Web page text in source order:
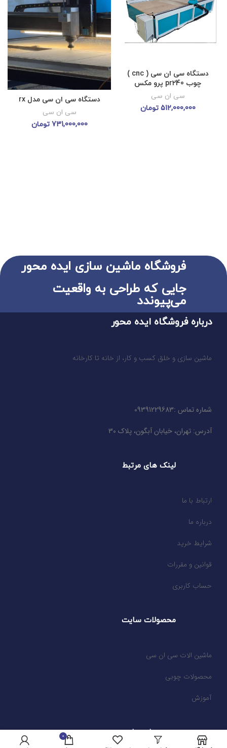
دستگاه سی ان سی ( cnc )
چوب pr240 پرو مکس
سی ان سی
512,000,000 تومان
دستگاه سی ان سی مدل rx
سی ان سی
731,000,000 تومان
فروشگاه ماشین سازی ایده محور
جایی که طراحی به واقعیت
می‌پیوندد
درباره فروشگاه ایده محور
ماشین سازی و خلق کسب و کار، از خانه تا کارخانه
شماره تماس :09391229683
آدرس: تهران، خیابان آبگون، پلاک 30
لینک های مرتبط
ارتباط با ما
درباره ما
شرایط خرید
قوانین و مقررات
حساب کاربری
محصولات سایت
ماشین الات سی ان سی
محصولات چوبی
آموزش
محوز های سایت 0